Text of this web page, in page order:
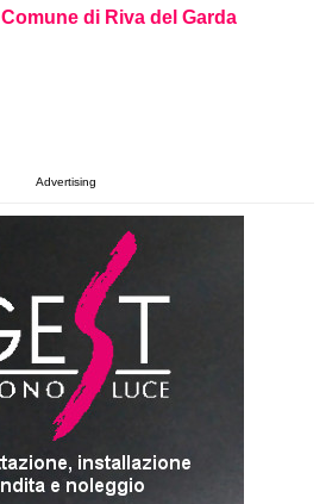
Comune di Riva del Garda
Advertising